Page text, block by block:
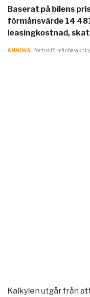
Baserat på bilens
förmånsvärde 14
leasingkostnad,
ANNONS- för fria
Kalkylen utgår från